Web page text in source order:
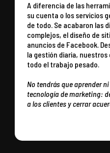
A diferencia de las
su cuenta o los servicios
de todo. Se acabaron las
complejos, el diseño de
anuncios de Facebook.
la gestión diaria,
todo el trabajo pesado.
No tendrás que aprender
tecnología de marketing:
a los clientes y cerrar